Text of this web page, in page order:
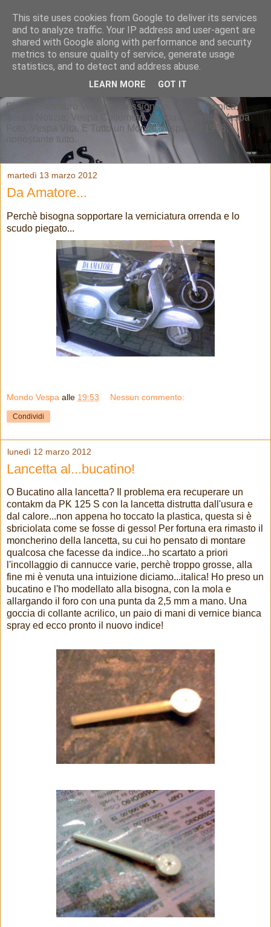
Blog di Restauro Vespa professionale, Vespa Tecnica,
Vespa Notizie, Vespa Chilometri, Vespa Curiosità, Vespa
Foto, Vespa Vita. E'Tutto un Mondo Vespa dal 1946,
nonostante tutto.
martedì 13 marzo 2012
Da Amatore...
Perchè bisogna sopportare la verniciatura orrenda e lo
scudo piegato...
Mondo Vespa alle 19:53 Nessun commento:
Condividi
lunedì 12 marzo 2012
Lancetta al...bucatino!
O Bucatino alla lancetta? Il problema era recuperare un
contakm da PK 125 S con la lancetta distrutta dall'usura e
dal calore...non appena ho toccato la plastica, questa si è
sbriciolata come se fosse di gesso! Per fortuna era rimasto il
moncherino della lancetta, su cui ho pensato di montare
qualcosa che facesse da indice...ho scartato a priori
l'incollaggio di cannucce varie, perchè troppo grosse, alla
fine mi è venuta una intuizione diciamo...italica! Ho preso un
bucatino e l'ho modellato alla bisogna, con la mola e
allargando il foro con una punta da 2,5 mm a mano. Una
goccia di collante acrilico, un paio di mani di vernice bianca
spray ed ecco pronto il nuovo indice!
This site uses cookies from Google to deliver its services
and to analyze traffic. Your IP address and user-agent are
shared with Google along with performance and security
metrics to ensure quality of service, generate usage
statistics, and to detect and address abuse.
LEARN MORE GOT IT